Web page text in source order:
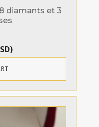
diamants et 3
)